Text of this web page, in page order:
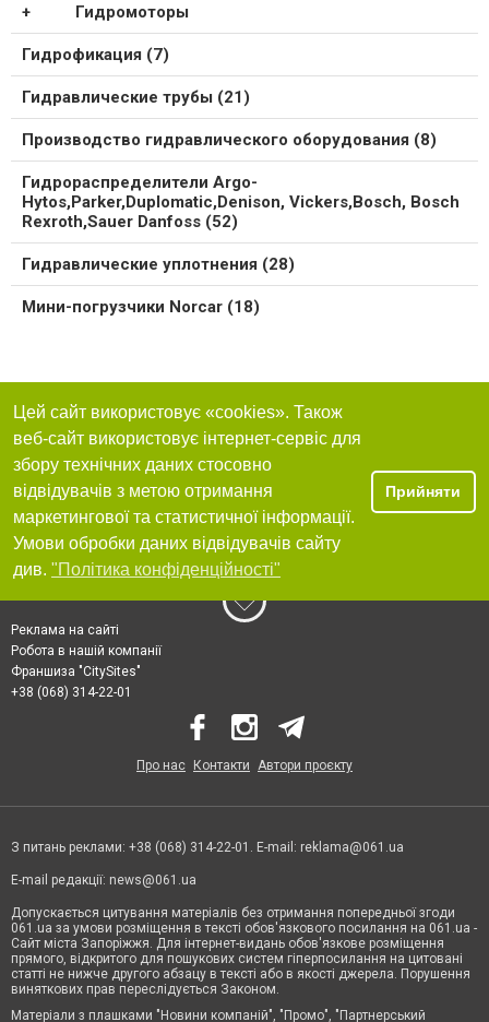
Гидромоторы
Гидрофикация (7)
Гидравлические трубы (21)
Производство гидравлического оборудования (8)
Гидрораспределители Argo-
Hytos,Parker,Duplomatic,Denison, Vickers,Bosch, Bosch
Rexroth,Sauer Danfoss (52)
Гидравлические уплотнения (28)
Мини-погрузчики Norcar (18)
Цей сайт використовує «cookies». Також
веб-сайт використовує інтернет-сервіс для
збору технічних даних стосовно
відвідувачів з метою отримання
маркетингової та статистичної інформації.
Умови обробки даних відвідувачів сайту
див. "Політика конфіденційності"
Прийняти
Реклама на сайті
Робота в нашій компанії
Франшиза "CitySites"
+38 (068) 314-22-01
Про нас Контакти Автори проєкту
З питань реклами: +38 (068) 314-22-01. E-mail: reklama@061.ua
E-mail редакції: news@061.ua
Допускається цитування матеріалів без отримання попередньої згоди
061.ua за умови розміщення в тексті обов'язкового посилання на 061.ua -
Сайт міста Запоріжжя. Для інтернет-видань обов'язкове розміщення
прямого, відкритого для пошукових систем гіперпосилання на цитовані
статті не нижче другого абзацу в тексті або в якості джерела. Порушення
виняткових прав переслідується Законом.
Матеріали з плашками "Новини компаній", "Промо", "Партнерський